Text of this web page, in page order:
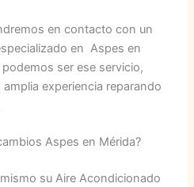
en contacto con un
en Aspes en
ser ese servicio,
experiencia reparando
Aspes en Mérida?
su Aire Acondicionado